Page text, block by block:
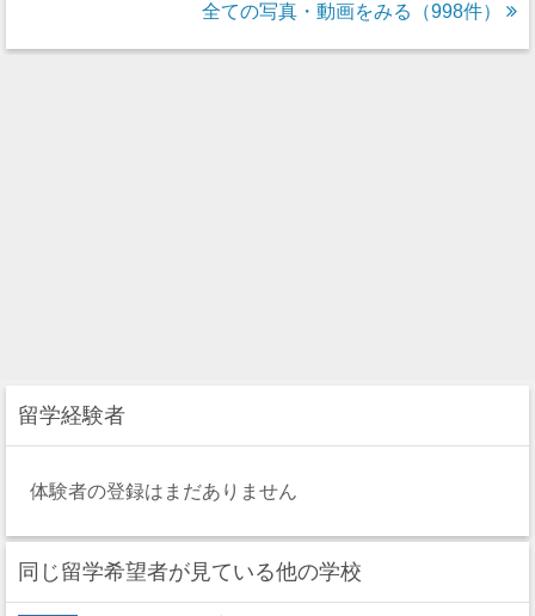
全ての写真・動画をみる（998件）
留学経験者
体験者の登録はまだありません
同じ留学希望者が見ている他の学校